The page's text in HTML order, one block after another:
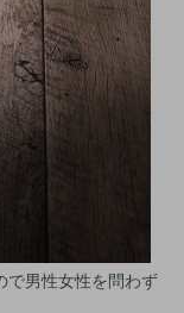
で男性女性を問わず